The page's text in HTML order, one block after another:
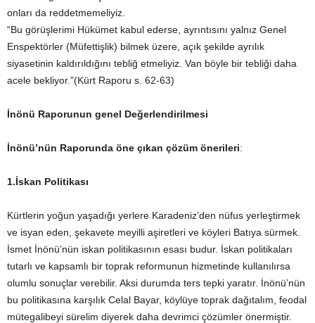
onları da reddetmemeliyiz.
“Bu görüşlerimi Hükümet kabul ederse, ayrıntısını yalnız Genel
Enspektörler (Müfettişlik) bilmek üzere, açık şekilde ayrılık
siyasetinin kaldırıldığını tebliğ etmeliyiz. Van böyle bir tebliği daha
acele bekliyor.”(Kürt Raporu s. 62-63)
İnönü Raporunun genel Değerlendirilmesi
İnönü’nün Raporunda öne çıkan çözüm önerileri:
1.İskan Politikası
Kürtlerin yoğun yaşadığı yerlere Karadeniz’den nüfus yerleştirmek
ve isyan eden, şekavete meyilli aşiretleri ve köyleri Batıya sürmek.
İsmet İnönü’nün iskan politikasının esası budur. İskan politikaları
tutarlı ve kapsamlı bir toprak reformunun hizmetinde kullanılırsa
olumlu sonuçlar verebilir. Aksi durumda ters tepki yaratır. İnönü’nün
bu politikasına karşılık Celal Bayar, köylüye toprak dağıtalım, feodal
mütegalibeyi sürelim diyerek daha devrimci çözümler önermiştir.